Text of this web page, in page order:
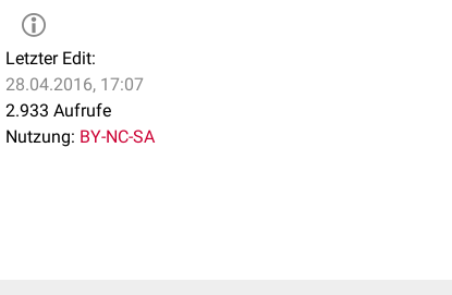
Letzter Edit:
28.04.2016, 17:07
2.933 Aufrufe
Nutzung: BY-NC-SA